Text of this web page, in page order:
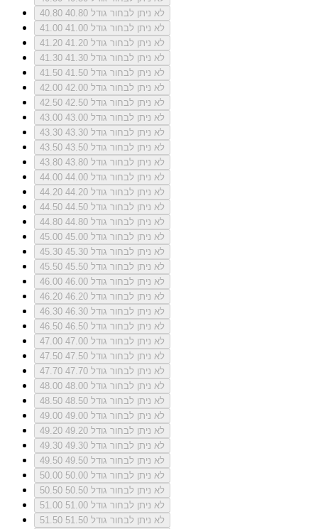
40.80
לא ניתן לבחור גודל 40.80
41.00
לא ניתן לבחור גודל 41.00
41.20
לא ניתן לבחור גודל 41.20
41.30
לא ניתן לבחור גודל 41.30
41.50
לא ניתן לבחור גודל 41.50
42.00
לא ניתן לבחור גודל 42.00
42.50
לא ניתן לבחור גודל 42.50
43.00
לא ניתן לבחור גודל 43.00
43.30
לא ניתן לבחור גודל 43.30
43.50
לא ניתן לבחור גודל 43.50
43.80
לא ניתן לבחור גודל 43.80
44.00
לא ניתן לבחור גודל 44.00
44.20
לא ניתן לבחור גודל 44.20
44.50
לא ניתן לבחור גודל 44.50
44.80
לא ניתן לבחור גודל 44.80
45.00
לא ניתן לבחור גודל 45.00
45.30
לא ניתן לבחור גודל 45.30
45.50
לא ניתן לבחור גודל 45.50
46.00
לא ניתן לבחור גודל 46.00
46.20
לא ניתן לבחור גודל 46.20
46.30
לא ניתן לבחור גודל 46.30
46.50
לא ניתן לבחור גודל 46.50
47.00
לא ניתן לבחור גודל 47.00
47.50
לא ניתן לבחור גודל 47.50
47.70
לא ניתן לבחור גודל 47.70
48.00
לא ניתן לבחור גודל 48.00
48.50
לא ניתן לבחור גודל 48.50
49.00
לא ניתן לבחור גודל 49.00
49.20
לא ניתן לבחור גודל 49.20
49.30
לא ניתן לבחור גודל 49.30
49.50
לא ניתן לבחור גודל 49.50
50.00
לא ניתן לבחור גודל 50.00
50.50
לא ניתן לבחור גודל 50.50
51.00
לא ניתן לבחור גודל 51.00
51.50
לא ניתן לבחור גודל 51.50